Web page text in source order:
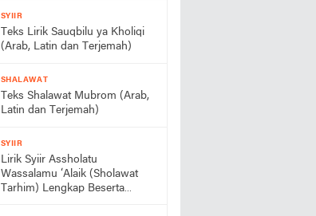
SYIIR
Teks Lirik Sauqbilu ya Kholiqi
(Arab, Latin dan Terjemah)
SHALAWAT
Teks Shalawat Mubrom (Arab,
Latin dan Terjemah)
SYIIR
Lirik Syiir Assholatu
Wassalamu ‘Alaik (Sholawat
Tarhim) Lengkap Beserta